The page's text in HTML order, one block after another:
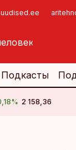
Подкасты
% 2 158,36